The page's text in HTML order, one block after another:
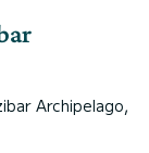
Archipelago,